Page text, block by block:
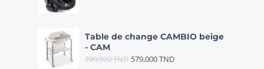
Table de change CAMBIO beige
- CAM
700,000TND 579,000TND